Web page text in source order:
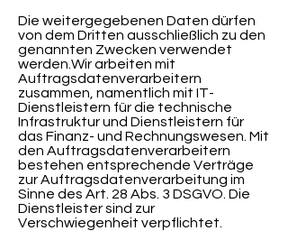
Die weitergegebenen Daten dürfen
von dem Dritten ausschließlich zu den
genannten Zwecken verwendet
werden.Wir arbeiten mit
Auftragsdatenverarbeitern
zusammen, namentlich mit IT-
Dienstleistern für die technische
Infrastruktur und Dienstleistern für
das Finanz- und Rechnungswesen. Mit
den Auftragsdatenverarbeitern
bestehen entsprechende Verträge
zur Auftragsdatenverarbeitung im
Sinne des Art. 28 Abs. 3 DSGVO. Die
Dienstleister sind zur
Verschwiegenheit verpflichtet.